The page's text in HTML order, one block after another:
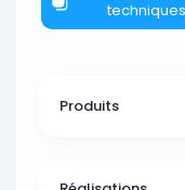
techniques
Produits